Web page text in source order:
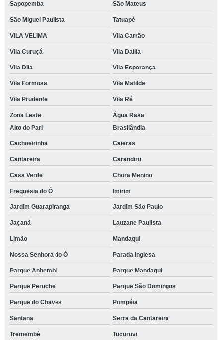
Sapopemba São Mateus
São Miguel Paulista Tatuapé
VILA VELIMA Vila Carrão
Vila Curuçá Vila Dalila
Vila Dila Vila Esperança
Vila Formosa Vila Matilde
Vila Prudente Vila Ré
Zona Leste
Água Rasa
Alto do Pari
Brasilândia
Cachoeirinha Caieras
Cantareira Carandiru
Casa Verde Chora Menino
Freguesia do Ó Imirim
Jardim Guarapiranga Jardim São Paulo
Jaçanã Lauzane Paulista
Limão Mandaqui
Nossa Senhora do Ó Parada Inglesa
Parque Anhembi Parque Mandaqui
Parque Peruche Parque São Domingos
Parque do Chaves Pompéia
Santana Serra da Cantareira
Tremembé Tucuruvi